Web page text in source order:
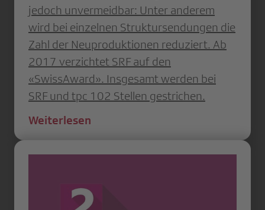
jedoch unvermeidbar: Unter anderem
wird bei einzelnen Struktursendungen die
Zahl der Neuproduktionen reduziert. Ab
2017 verzichtet SRF auf den
«SwissAward». Insgesamt werden bei
SRF und tpc 102 Stellen gestrichen.
Weiterlesen